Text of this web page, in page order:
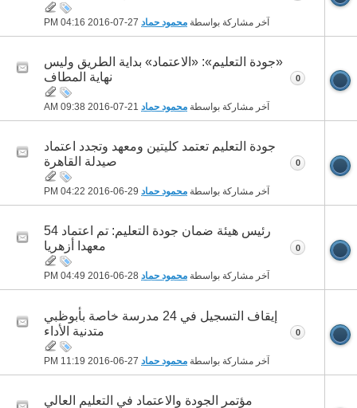
آخر مشاركة بواسطة محمود حماد 04:16 PM
«جودة التعليم»: «الاعتماد» بداية الطريق وليس
نهاية المطاف
آخر مشاركة بواسطة محمود حماد 09:38 AM
0
جودة التعليم تعتمد كليتين ومعهد وتجدد اعتماد
صيدلة القاهرة
آخر مشاركة بواسطة محمود حماد 04:22 PM
0
رئيس هيئة ضمان جودة التعليم: تم اعتماد 54
معهدا أزهريا
آخر مشاركة بواسطة محمود حماد 04:49 PM
0
إيقاف التسجيل في 24 مدرسة خاصة بأبوظبي
متدنية الأداء
آخر مشاركة بواسطة محمود حماد 11:19 PM
0
مؤتمر الجودة والاعتماد في التعليم العالي